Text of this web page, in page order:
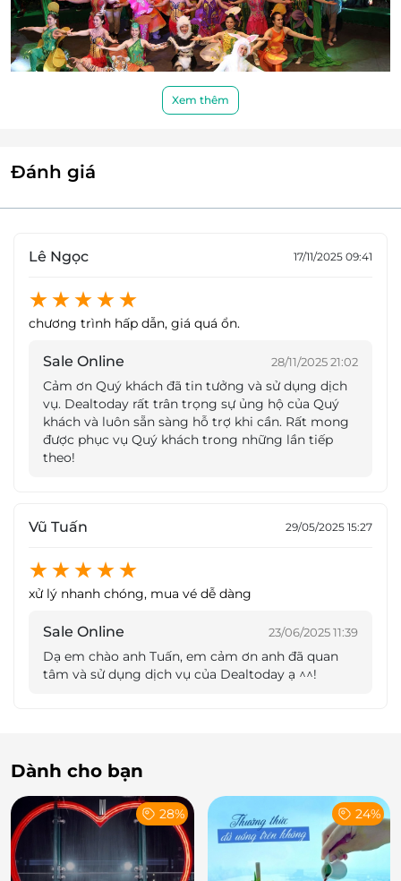
Các tiết mục được đầu tư công phu, kỹ lưỡng
Ngoài ra, khán giả sẽ có cơ hội chiêm ngưỡng
những màn biểu diễn đạt giải tại Liên Hoan Xiếc
Quốc Tế vô cùng mãn nhãn, độc đáo với các tiết mục
nhào lộn, thăng bằng, đu trên cao, trò khéo, sân
khấu kịch,... sẽ làm hài lòng bố mẹ và các bạn khán
Xem thêm
Đánh giá
Lê Ngọc 17/11/2025 09:41
chương trình hấp dẫn, giá quá ổn.
Sale Online 28/11/2025 21:02
Cảm ơn Quý khách đã tin tưởng và sử dụng dịch
vụ. Dealtoday rất trân trọng sự ủng hộ của Quý
khách và luôn sẵn sàng hỗ trợ khi cần. Rất mong
được phục vụ Quý khách trong những lần tiếp
theo!
Vũ Tuấn 29/05/2025 15:27
xử lý nhanh chóng, mua vé dễ dàng
Sale Online 23/06/2025 11:39
Dạ em chào anh Tuấn, em cảm ơn anh đã quan
tâm và sử dụng dịch vụ của Dealtoday ạ ^^!
Dành cho bạn
28% 24%